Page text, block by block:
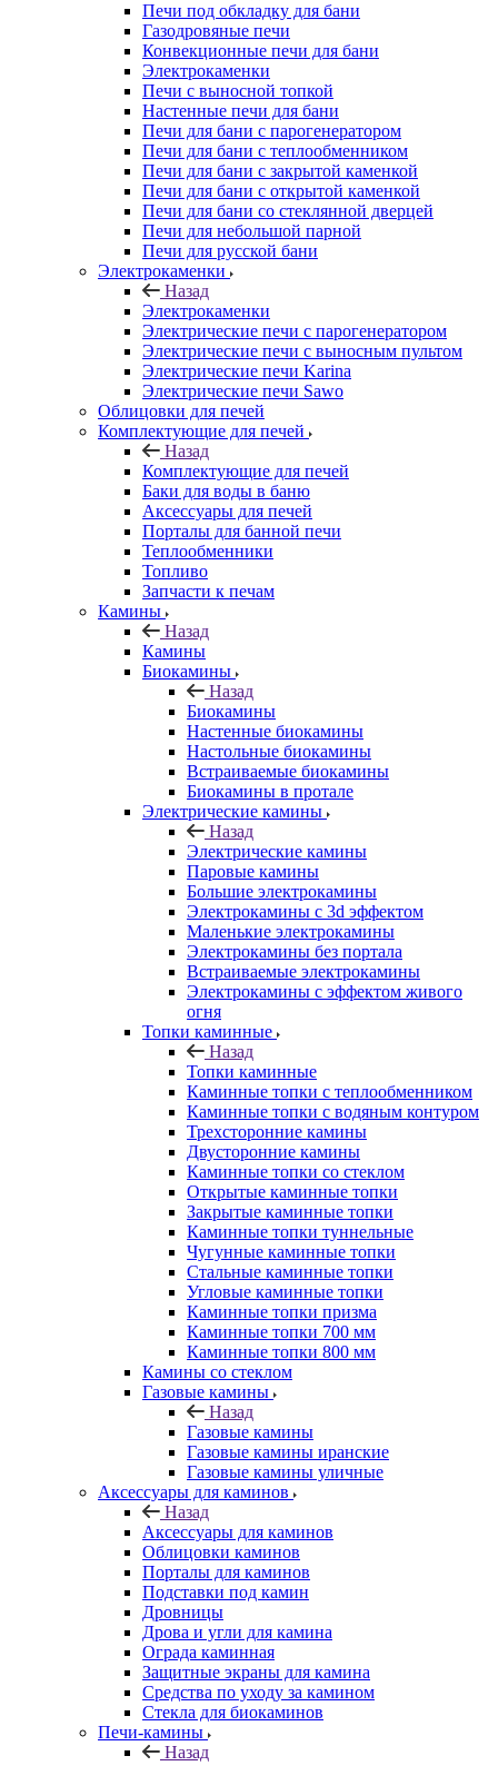
Печи под обкладку для бани
Газодровяные печи
Конвекционные печи для бани
Электрокаменки
Печи с выносной топкой
Настенные печи для бани
Печи для бани с парогенератором
Печи для бани с теплообменником
Печи для бани с закрытой каменкой
Печи для бани с открытой каменкой
Печи для бани со стеклянной дверцей
Печи для небольшой парной
Печи для русской бани
Электрокаменки
Назад
Электрокаменки
Электрические печи с парогенератором
Электрические печи с выносным пультом
Электрические печи Karina
Электрические печи Sawo
Облицовки для печей
Комплектующие для печей
Назад
Комплектующие для печей
Баки для воды в баню
Аксессуары для печей
Порталы для банной печи
Теплообменники
Топливо
Запчасти к печам
Камины
Назад
Камины
Биокамины
Назад
Биокамины
Настенные биокамины
Настольные биокамины
Встраиваемые биокамины
Биокамины в протале
Электрические камины
Назад
Электрические камины
Паровые камины
Большие электрокамины
Электрокамины с 3d эффектом
Маленькие электрокамины
Электрокамины без портала
Встраиваемые электрокамины
Электрокамины с эффектом живого
огня
Топки каминные
Назад
Топки каминные
Каминные топки с теплообменником
Каминные топки с водяным контуром
Трехсторонние камины
Двусторонние камины
Каминные топки со стеклом
Открытые каминные топки
Закрытые каминные топки
Каминные топки туннельные
Чугунные каминные топки
Стальные каминные топки
Угловые каминные топки
Каминные топки призма
Каминные топки 700 мм
Каминные топки 800 мм
Камины со стеклом
Газовые камины
Назад
Газовые камины
Газовые камины иранские
Газовые камины уличные
Аксессуары для каминов
Назад
Аксессуары для каминов
Облицовки каминов
Порталы для каминов
Подставки под камин
Дровницы
Дрова и угли для камина
Ограда каминная
Защитные экраны для камина
Средства по уходу за камином
Стекла для биокаминов
Печи-камины
Назад